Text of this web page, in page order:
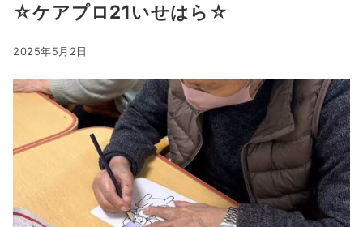
☆ケアプロ21いせはら☆
2025年5月2日